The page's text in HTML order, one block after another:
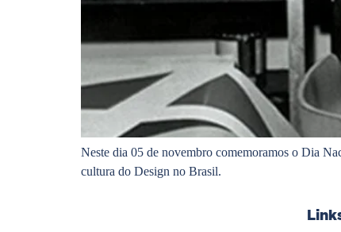
Neste dia 05 de novembro comemoramos o Dia
cultura do Design no Brasil.